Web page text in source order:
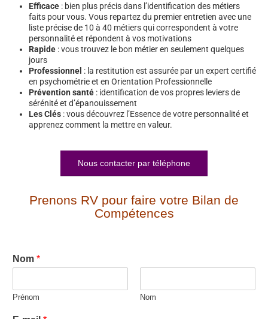
Efficace : bien plus précis dans l’identification des métiers
faits pour vous. Vous repartez du premier entretien avec une
liste précise de 10 à 40 métiers qui correspondent à votre
personnalité et répondent à vos motivations
Rapide : vous trouvez le bon métier en seulement quelques
jours
Professionnel : la restitution est assurée par un expert certifié
en psychométrie et en Orientation Professionnelle
Prévention santé : identification de vos propres leviers de
sérénité et d’épanouissement
Les Clés : vous découvrez l’Essence de votre personnalité et
apprenez comment la mettre en valeur.
Nous contacter par téléphone
Prenons RV pour faire votre Bilan de
Compétences
Nom *
Prénom Nom